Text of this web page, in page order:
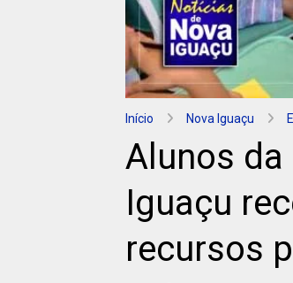
Início Nova Iguaçu
Alunos
Iguaçu
recursos